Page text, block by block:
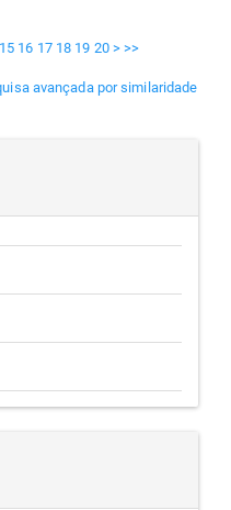
15 16 17 18 19 20 > >>
avançada por similaridade